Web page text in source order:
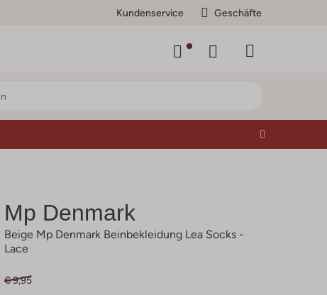
Kundenservice Geschäfte
Mp Denmark
Beige Mp Denmark Beinbekleidung Lea Socks -
Lace
€ 9,95